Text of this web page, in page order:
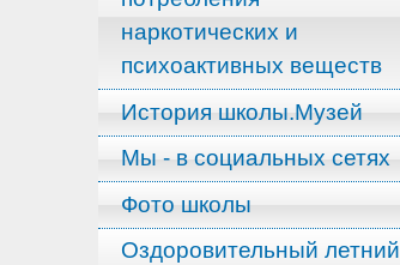
наркотических и
психоактивных веществ
История школы.Музей
Мы - в социальных сетях
Фото школы
Оздоровительный летний